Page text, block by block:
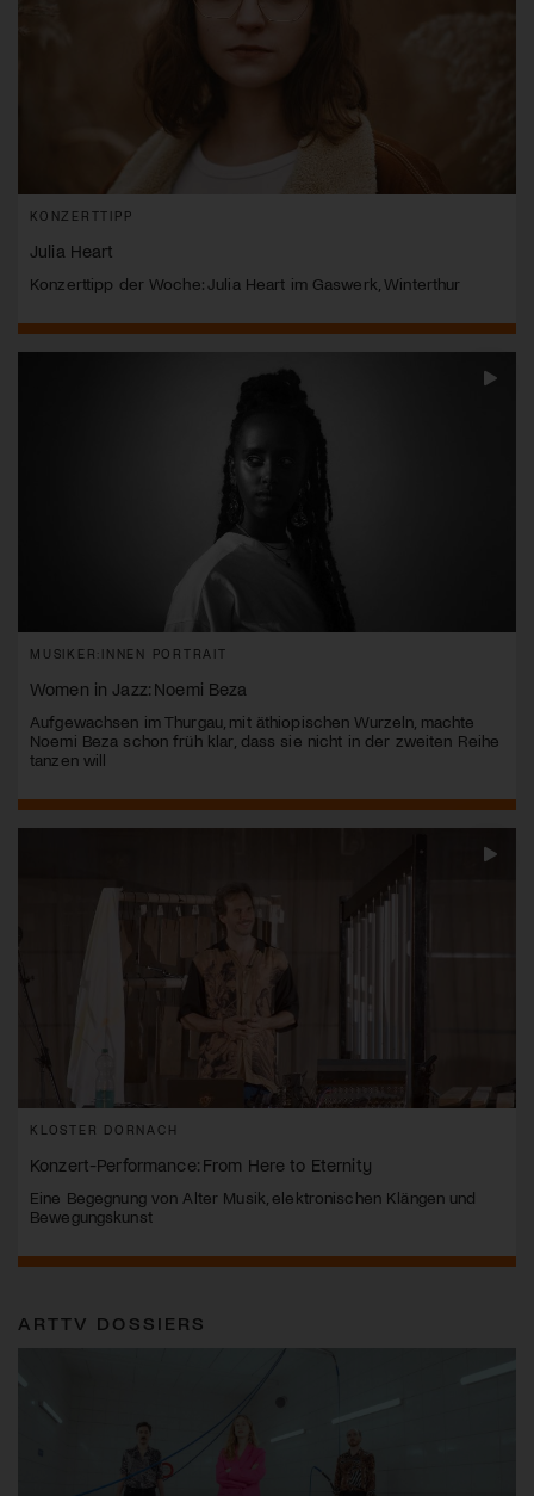
KONZERTTIPP
Julia Heart
Konzerttipp der Woche: Julia Heart im Gaswerk, Winterthur
MUSIKER:INNEN PORTRAIT
Women in Jazz: Noemi Beza
Aufgewachsen im Thurgau, mit äthiopischen Wurzeln, machte
Noemi Beza schon früh klar, dass sie nicht in der zweiten Reihe
tanzen will
KLOSTER DORNACH
Konzert-Performance: From Here to Eternity
Eine Begegnung von Alter Musik, elektronischen Klängen und
Bewegungskunst
ARTTV DOSSIERS